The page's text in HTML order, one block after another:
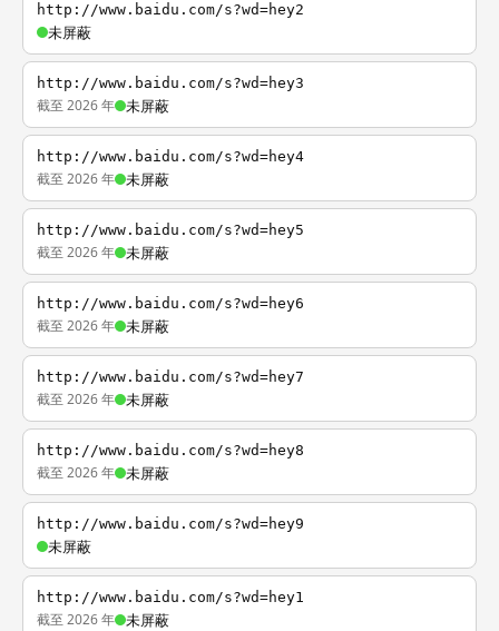
http://www.baidu.com/s?wd=hey2
未屏蔽
http://www.baidu.com/s?wd=hey3
截至 2026 年 未屏蔽
http://www.baidu.com/s?wd=hey4
截至 2026 年 未屏蔽
http://www.baidu.com/s?wd=hey5
截至 2026 年 未屏蔽
http://www.baidu.com/s?wd=hey6
截至 2026 年 未屏蔽
http://www.baidu.com/s?wd=hey7
截至 2026 年 未屏蔽
http://www.baidu.com/s?wd=hey8
截至 2026 年 未屏蔽
http://www.baidu.com/s?wd=hey9
未屏蔽
http://www.baidu.com/s?wd=hey1
截至 2026 年 未屏蔽